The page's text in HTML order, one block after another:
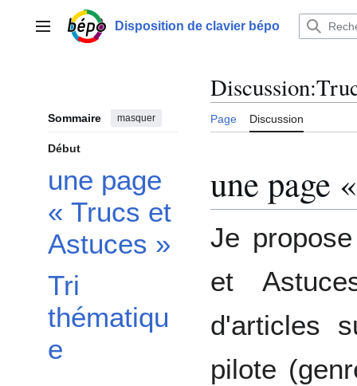
contenuMenu principalDisposition de clavier bépo
Sommaire masquer
Début
une page
« Trucs et
Astuces »
Tri
thématiqu
e
Discussion:
Page Discussion
une page
Je
et
d'articles
pilote